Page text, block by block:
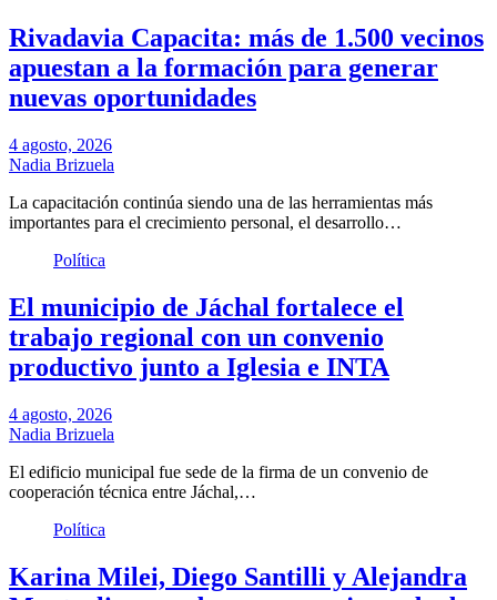
Rivadavia Capacita: más de 1.500 vecinos
apuestan a la formación para generar
nuevas oportunidades
4 agosto, 2026
Nadia Brizuela
La capacitación continúa siendo una de las herramientas más
importantes para el crecimiento personal, el desarrollo…
Política
El municipio de Jáchal fortalece el
trabajo regional con un convenio
productivo junto a Iglesia e INTA
4 agosto, 2026
Nadia Brizuela
El edificio municipal fue sede de la firma de un convenio de
cooperación técnica entre Jáchal,…
Política
Karina Milei, Diego Santilli y Alejandra